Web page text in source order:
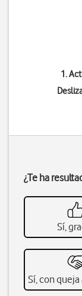
1.
¿Te ha
Sí,
Sí, con